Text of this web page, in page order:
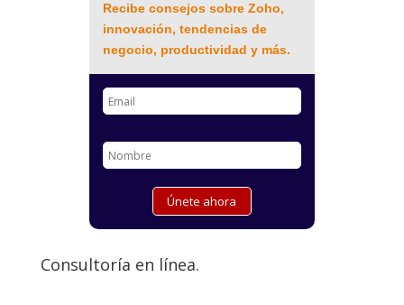
Recibe consejos sobre Zoho,
innovación, tendencias de
negocio, productividad y más.
Consultoría en línea.